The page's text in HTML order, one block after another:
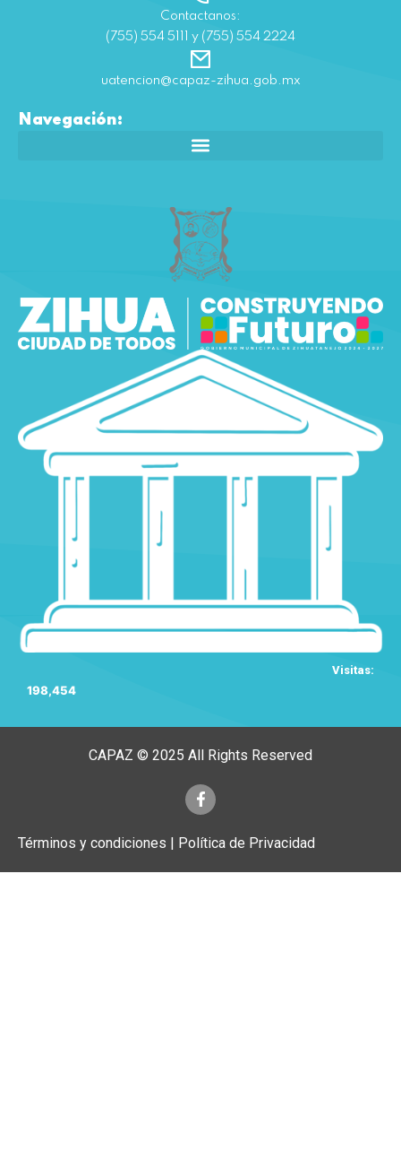
Contactanos:
(755) 554 5111 y (755) 554 2224
uatencion@capaz-zihua.gob.mx
Navegación:
Visitas:
198,454
CAPAZ © 2025 All Rights Reserved
Términos y condiciones | Política de Privacidad